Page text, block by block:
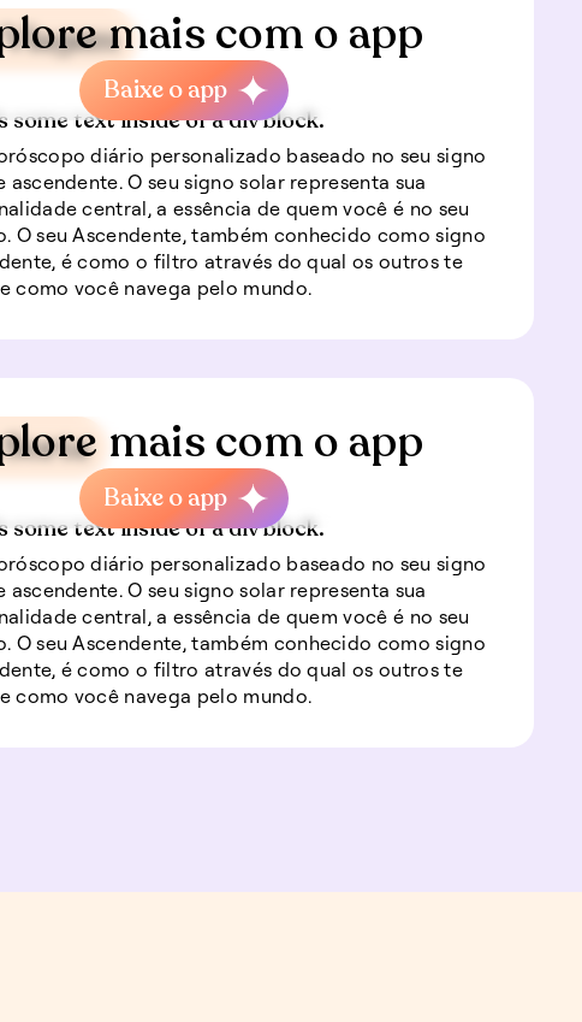
some text inside of a div block.
diário personalizado baseado no seu signo
ascendente. O seu signo solar representa sua
central, a essência de quem você é no seu
O seu Ascendente, também conhecido como signo
é como o filtro através do qual os outros te
como você navega pelo mundo.
mais com o app
Baixe o app
some text inside of a div block.
diário personalizado baseado no seu signo
ascendente. O seu signo solar representa sua
central, a essência de quem você é no seu
O seu Ascendente, também conhecido como signo
é como o filtro através do qual os outros te
como você navega pelo mundo.
mais com o app
Baixe o app